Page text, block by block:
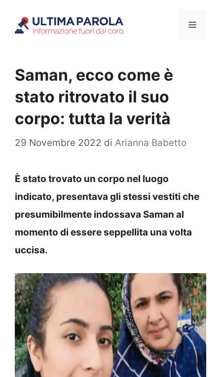
Menu
Saman, ecco come è
stato ritrovato il suo
corpo: tutta la verità
29 Novembre 2022 di Arianna Babetto
È stato trovato un corpo nel luogo
indicato, presentava gli stessi vestiti che
presumibilmente indossava Saman al
momento di essere seppellita una volta
uccisa.